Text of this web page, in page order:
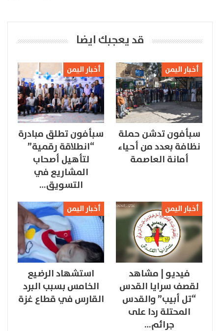
قد يعجبك ايضا
أخبار اليمن
سبأفون تدشن حملة
نظافة بعدد من أحياء
أمانة العاصمة
أخبار اليمن
سبأفون تطلق مبادرة
“انطلاقة رقمية”
لتأهيل أصحاب
المشاريع في
التسويق…
أخبار اليمن
فيديو | مشاهد
لقصف سرايا القدس
“تل أبيب” والقدس
المحتلة ردا على
جرائم…
أخبار اليمن
استشهاد الرضيع
الخامس بسبب البرد
القارس في قطاع غزة